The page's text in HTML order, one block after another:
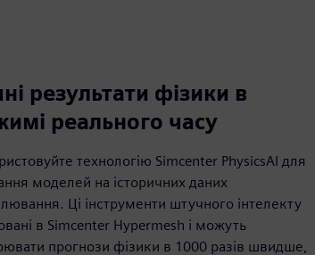
результати фізики в
реального часу
технологію Simcenter PhysicsAI для
моделей на історичних даних
Ці інструменти штучного інтелекту
в Simcenter Hypermesh і можуть
прогнози фізики в 1000 разів швидше,